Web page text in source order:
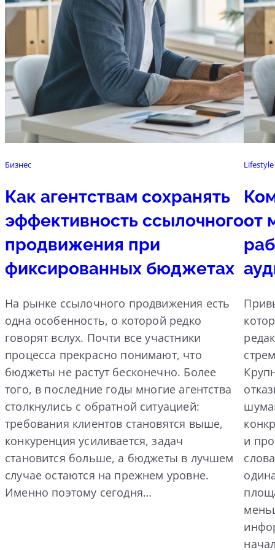
Бизнес
Как агентствам сохранять
эффективность ссылочного
продвижения при
фиксированных бюджетах
На рынке ссылочного продвижения есть
одна особенность, о которой редко
говорят вслух. Почти все участники
процесса прекрасно понимают, что
бюджеты не растут бесконечно. Более
того, в последние годы многие агентства
столкнулись с обратной ситуацией:
требования клиентов становятся выше,
конкуренция усиливается, задач
становится больше, а бюджеты в лучшем
случае остаются на прежнем уровне.
Именно поэтому сегодня…
Lifestyle
от
и